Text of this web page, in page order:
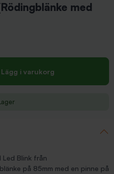
med
Lägg i varukorg
Led Blink från
på 85mm med en pinne på